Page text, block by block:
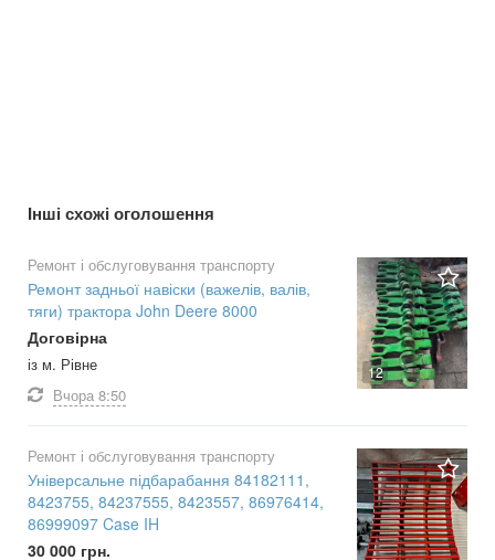
Інші схожі оголошення
12
Ремонт і обслуговування транспорту
Ремонт задньої навіски (важелів, валів,
тяги) трактора John Deere 8000
Договірна
із м. Рівне
Вчора 8:50
Ремонт і обслуговування транспорту
Універсальне підбарабання 84182111,
8423755, 84237555, 8423557, 86976414,
86999097 Case IH
30 000 грн.